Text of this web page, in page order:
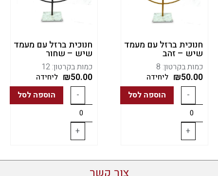
חנוכית ברזל עם מעמד
שיש – זהב
כמות בקרטון: 8
₪50.00 ליחידה
-
+
הוספה לסל
חנוכית ברזל עם מעמד
שיש – שחור
כמות בקרטון: 12
₪50.00 ליחידה
-
+
הוספה לסל